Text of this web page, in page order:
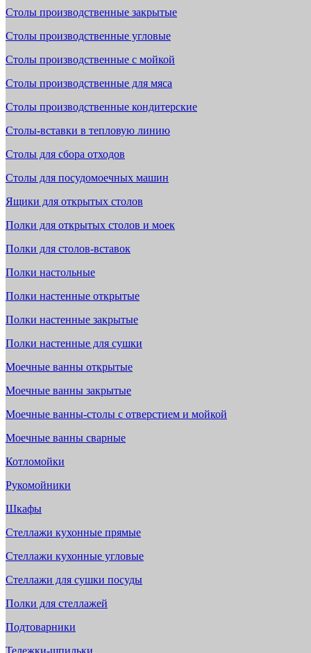
Столы производственные закрытые
Столы производственные угловые
Столы производственные с мойкой
Столы производственные для мяса
Столы производственные кондитерские
Столы-вставки в тепловую линию
Столы для сбора отходов
Столы для посудомоечных машин
Ящики для открытых столов
Полки для открытых столов и моек
Полки для столов-вставок
Полки настольные
Полки настенные открытые
Полки настенные закрытые
Полки настенные для сушки
Моечные ванны открытые
Моечные ванны закрытые
Моечные ванны-столы с отверстием и мойкой
Моечные ванны сварные
Котломойки
Рукомойники
Шкафы
Стеллажи кухонные прямые
Стеллажи кухонные угловые
Стеллажи для сушки посуды
Полки для стеллажей
Подтоварники
Тележки-шпильки